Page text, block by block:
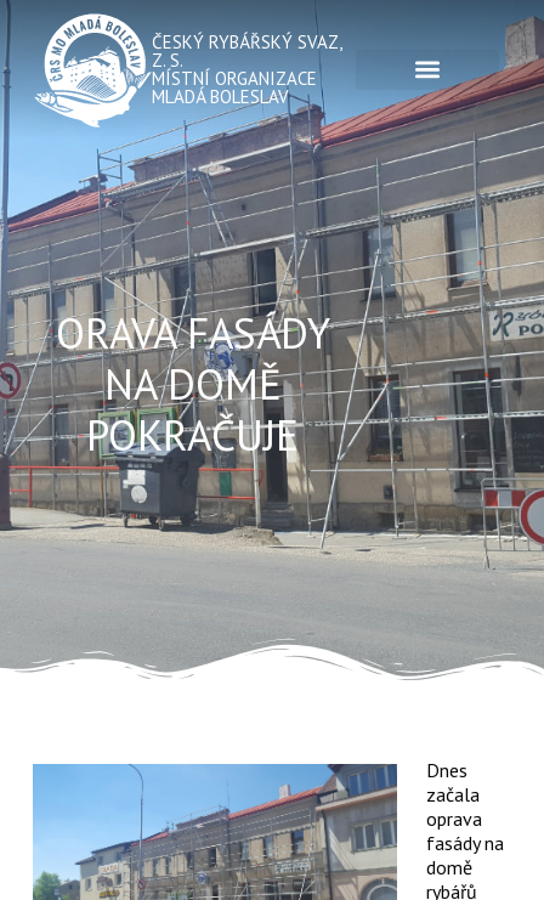
ČESKÝ RYBÁŘSKÝ SVAZ,
Z. S.
MÍSTNÍ ORGANIZACE
MLADÁ BOLESLAV
ORAVA FASÁDY
NA DOMĚ
POKRAČUJE
Dnes
začala
oprava
fasády na
domě
rybářů